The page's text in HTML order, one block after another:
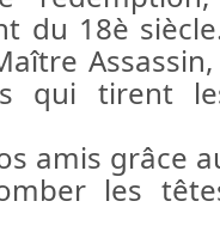
du 18è
qui tirent
amis grâce
les